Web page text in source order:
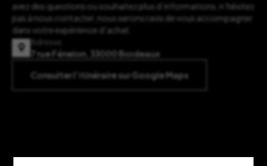
avez des questions ou souhaitez plus d’informations, n’hésitez
pas à nous contacter, nous serons ravis de vous accompagner
dans votre expérience d’achat.
Adresse
7 rue Fénelon, 33000 Bordeaux
Consulter l’itinéraire sur Google Maps